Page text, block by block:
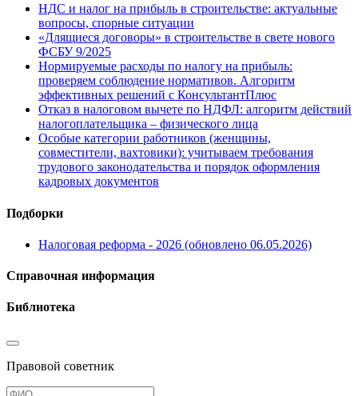
НДС и налог на прибыль в строительстве: актуальные
вопросы, спорные ситуации
«Длящиеся договоры» в строительстве в свете нового
ФСБУ 9/2025
Нормируемые расходы по налогу на прибыль:
проверяем соблюдение нормативов. Алгоритм
эффективных решений с КонсультантПлюс
Отказ в налоговом вычете по НДФЛ: алгоритм действий
налогоплательщика – физического лица
Особые категории работников (женщины,
совместители, вахтовики): учитываем требования
трудового законодательства и порядок оформления
кадровых документов
Подборки
Налоговая реформа - 2026 (обновлено 06.05.2026)
Справочная информация
Библиотека
Правовой советник